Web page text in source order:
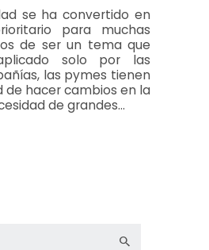
se ha convertido en
para muchas
de ser un tema que
solo por las
las pymes tienen
de hacer cambios en la
de grandes…